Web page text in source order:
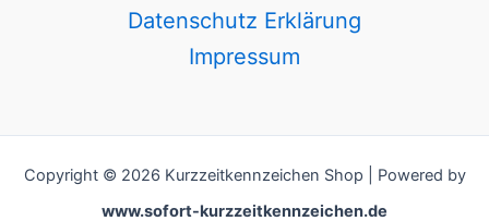
Datenschutz Erklärung
Impressum
Copyright © 2026 Kurzzeitkennzeichen Shop | Powered by
www.sofort-kurzzeitkennzeichen.de